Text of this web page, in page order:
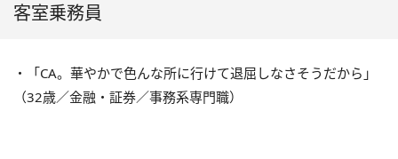
客室乗務員
・「CA。華やかで色んな所に行けて退屈しなさそうだから」
（32歳／金融・証券／事務系専門職）